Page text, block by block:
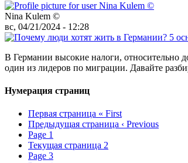
Nina Kulem ©️
вс, 04/21/2024 - 12:28
В Германии высокие налоги,
один из лидеров по миграции. Давайте
Нумерация страниц
Первая страница « First
Предыдущая страница ‹ Previous
Page 1
Текущая страница 2
Page 3